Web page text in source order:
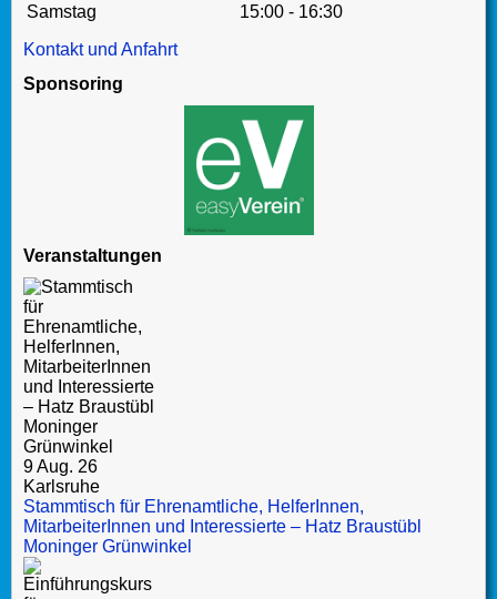
Samstag
15:00 - 16:30
Kontakt und Anfahrt
Sponsoring
Veranstaltungen
9 Aug. 26
Karlsruhe
Stammtisch für Ehrenamtliche, HelferInnen,
MitarbeiterInnen und Interessierte – Hatz Braustübl
Moninger Grünwinkel